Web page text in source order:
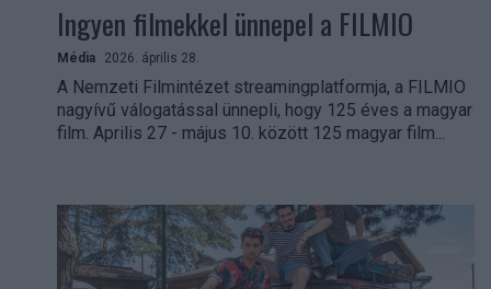
Ingyen filmekkel ünnepel a FILMIO
Média 2026. április 28.
A Nemzeti Filmintézet streamingplatformja, a FILMIO
nagyívű válogatással ünnepli, hogy 125 éves a magyar
film. Aprilis 27 - május 10. között 125 magyar film...